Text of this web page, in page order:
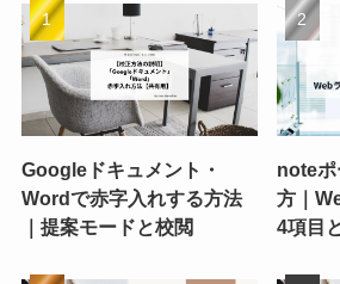
Googleドキュメント・
Wordで赤字入れする方法
｜提案モードと校閲
noteポ
方｜
4項目